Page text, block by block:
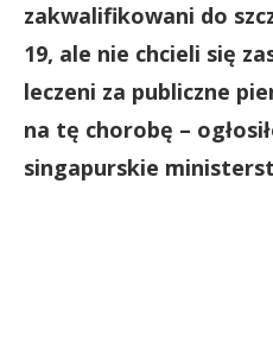
zakwalifikowani do
19, ale nie chcieli się
leczeni za publiczne
na tę chorobę –
singapurskie